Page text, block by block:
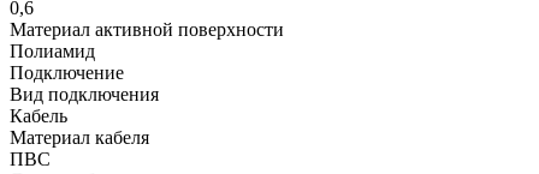
0,6
Материал активной поверхности
Полиамид
Подключение
Вид подключения
Кабель
Материал кабеля
ПВС